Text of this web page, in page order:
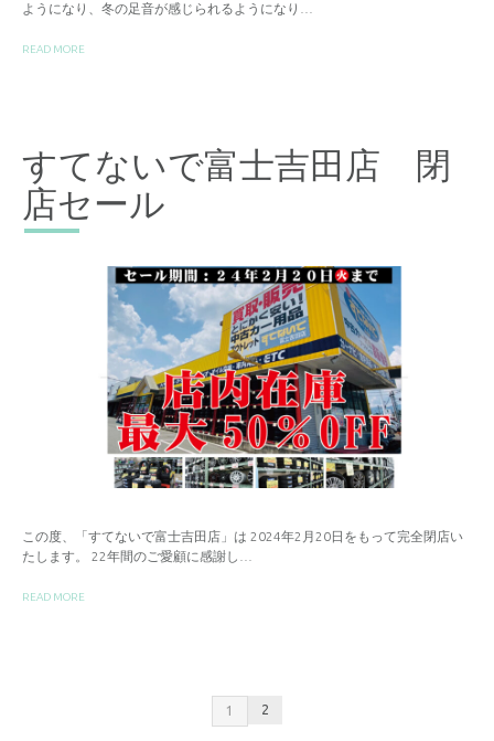
ようになり、冬の足音が感じられるようになり…
READ MORE
すてないで富士吉田店 閉
店セール
この度、「すてないで富士吉田店」は 2024年2月20日をもって完全閉店い
たします。 22年間のご愛顧に感謝し…
READ MORE
1 2